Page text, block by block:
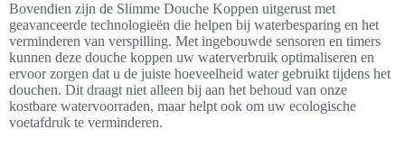
Bovendien zijn de Slimme Douche Koppen uitgerust met
geavanceerde technologieën die helpen bij waterbesparing en het
verminderen van verspilling. Met ingebouwde sensoren en timers
kunnen deze douche koppen uw waterverbruik optimaliseren en
ervoor zorgen dat u de juiste hoeveelheid water gebruikt tijdens het
douchen. Dit draagt niet alleen bij aan het behoud van onze
kostbare watervoorraden, maar helpt ook om uw ecologische
voetafdruk te verminderen.